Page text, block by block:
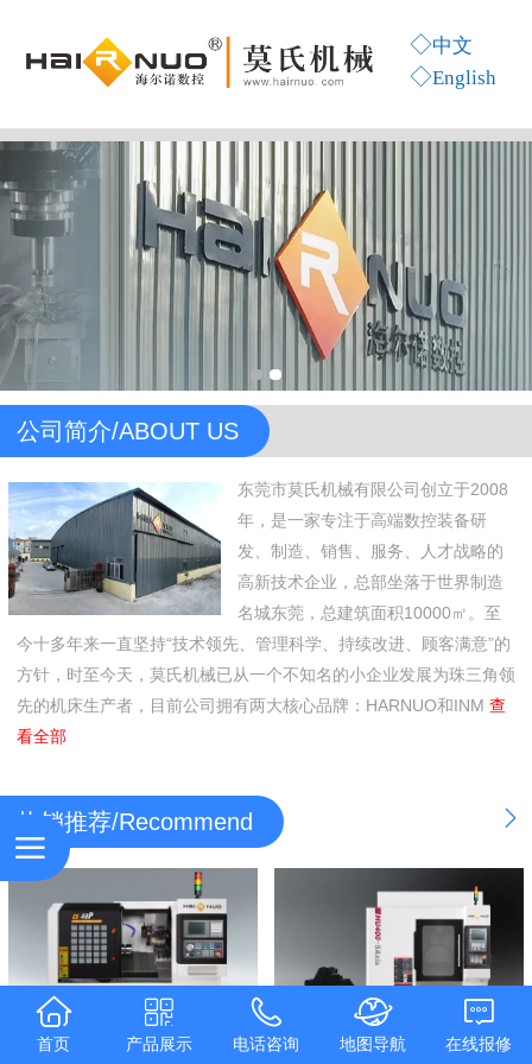
◇中文
◇English
公司简介/ABOUT US
东莞市莫氏机械有限公司创立于2008
年，是一家专注于高端数控装备研
发、制造、销售、服务、人才战略的
高新技术企业，总部坐落于世界制造
名城东莞，总建筑面积10000㎡。至
今十多年来一直坚持“技术领先、管理科学、持续改进、顾客满意”的
方针，时至今天，莫氏机械已从一个不知名的小企业发展为珠三角领
先的机床生产者，目前公司拥有两大核心品牌：HARNUO和INM 查
看全部
热销推荐/Recommend
首页 产品展示 电话咨询 地图导航 在线报修